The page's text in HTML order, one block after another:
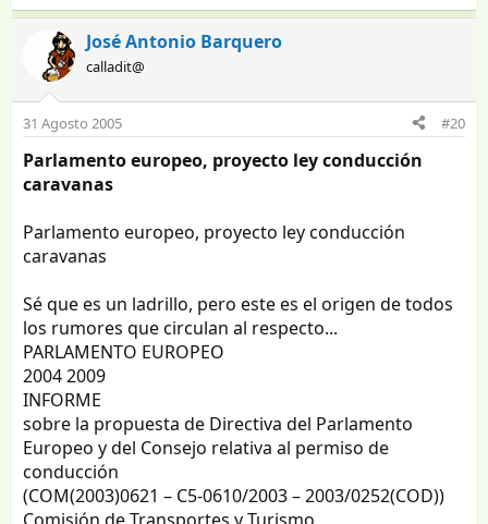
José Antonio Barquero
calladit@
31 Agosto 2005 #20
Parlamento europeo, proyecto ley conducción
caravanas
Parlamento europeo, proyecto ley conducción
caravanas
Sé que es un ladrillo, pero este es el origen de todos
los rumores que circulan al respecto...
PARLAMENTO EUROPEO
2004 2009
INFORME
sobre la propuesta de Directiva del Parlamento
Europeo y del Consejo relativa al permiso de
conducción
(COM(2003)0621 – C5-0610/2003 – 2003/0252(COD))